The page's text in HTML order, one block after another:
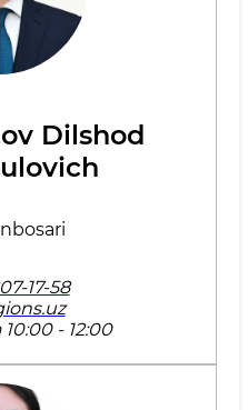
Dilshod
17-58
- 12:00